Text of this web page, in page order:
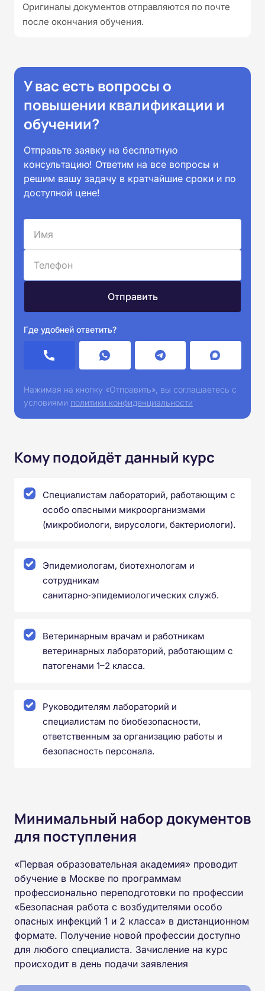
Оригиналы документов отправляются по почте
после окончания обучения.
У вас есть вопросы о
повышении квалификации и
обучении?
Отправьте заявку на бесплатную
консультацию! Ответим на все вопросы и
решим вашу задачу в кратчайшие сроки и по
доступной цене!
Где удобней ответить?
Нажимая на кнопку «Отправить», вы соглашаетесь с
условиями политики конфиденциальности
Кому подойдёт данный курс
Специалистам лабораторий, работающим с
особо опасными микроорганизмами
(микробиологи, вирусологи, бактериологи).
Эпидемиологам, биотехнологам и
сотрудникам
санитарно‑эпидемиологических служб.
Ветеринарным врачам и работникам
ветеринарных лабораторий, работающим с
патогенами 1–2 класса.
Руководителям лабораторий и
специалистам по биобезопасности,
ответственным за организацию работы и
безопасность персонала.
Минимальный набор документов
для поступления
«Первая образовательная академия» проводит
обучение в Москве по программам
профессионально переподготовки по профессии
«Безопасная работа с возбудителями особо
опасных инфекций 1 и 2 класса» в дистанционном
формате. Получение новой профессии доступно
для любого специалиста. Зачисление на курс
происходит в день подачи заявления